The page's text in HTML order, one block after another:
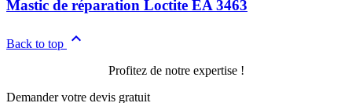
Mastic de réparation Loctite EA 3463
Back to top 
Profitez de notre expertise !
Demander votre devis gratuit